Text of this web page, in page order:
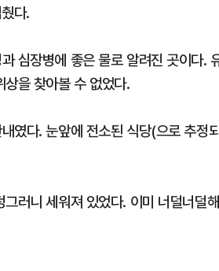
다.
심장병에 좋은 물로 알려진 곳이다.
을 찾아볼 수 없었다.
였다. 눈앞에 전소된 식당(으로 추
러니 세워져 있었다. 이미 너덜너덜